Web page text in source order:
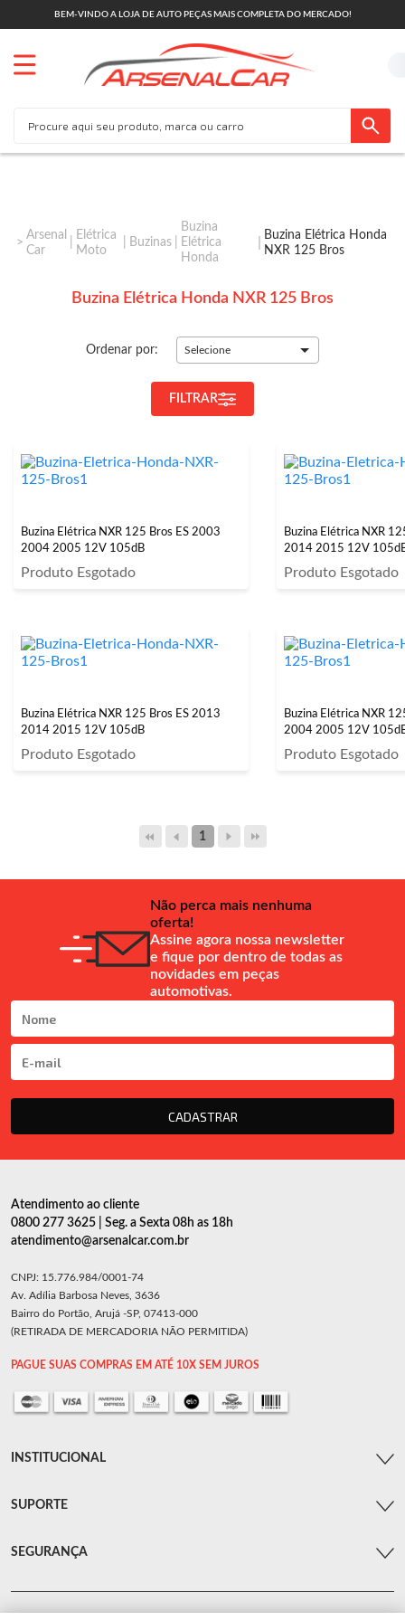
BEM-VINDO A LOJA DE AUTO PEÇAS MAIS COMPLETA DO MERCADO!
Arsenal
Car
Elétrica
Moto
Buzinas
Buzina
Elétrica
Honda
Buzina Elétrica Honda
NXR 125 Bros
Buzina Elétrica Honda NXR 125 Bros
Ordenar por: Selecione
FILTRAR
Buzina Elétrica NXR 125 Bros ES 2003
2004 2005 12V 105dB
Produto Esgotado
Buzina Elétrica NXR
2014 2015 12V
Produto Esgotado
Buzina Elétrica NXR 125 Bros ES 2013
2014 2015 12V 105dB
Produto Esgotado
Buzina Elétrica NXR
2004 2005 12V
Produto Esgotado
1
Não perca mais nenhuma
oferta!
Assine agora nossa newsletter
e fique por dentro de todas as
novidades em peças
automotivas.
CADASTRAR
Atendimento ao cliente
0800 277 3625 | Seg. a Sexta 08h as 18h
atendimento@arsenalcar.com.br
CNPJ: 15.776.984/0001-74
Av. Adília Barbosa Neves, 3636
Bairro do Portão, Arujá -SP, 07413-000
(RETIRADA DE MERCADORIA NÃO PERMITIDA)
PAGUE SUAS COMPRAS EM ATÉ 10X SEM JUROS
INSTITUCIONAL
SUPORTE
SEGURANÇA